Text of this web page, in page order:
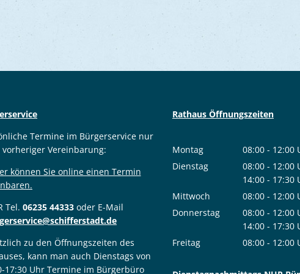
Termine im Bürgerservice nur
vorheriger Vereinbarung:
können Sie online einen Termin
Tel. 06235 44333 oder E-Mail
zu den Öffnungszeiten des
kann man auch Dienstags von
17:30 Uhr Termine im Bürgerbüro
Rathaus Öffnungszeiten
Montag 08:00 - 12:00
Von 08:00 bis
Dienstag 08:00 - 12:00
Von 08:00 bis
14:00 - 17:30
Von 14:00 bis
Mittwoch 08:00 - 12:00
Von 08:00 bis
Donnerstag 08:00 - 12:00
Von 08:00 bis
14:00 - 17:30
Von 14:00 bis
Freitag 08:00 - 12:00